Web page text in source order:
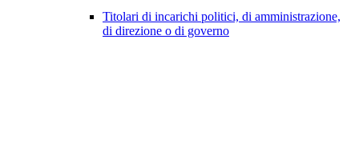
Titolari di incarichi politici, di amministrazione,
di direzione o di governo